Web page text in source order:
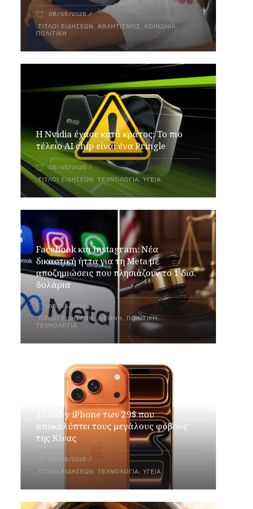
08/08/2026
ΤΊΤΛΟΙ ΕΙΔΉΣΕΩΝ ,ΑΘΛΗΤΙΣΜΌΣ , ΚΟΙΝΩΝΊΑ,
ΠΟΛΙΤΙΚΉ
Η Nvidia έχασε κατά κράτος: Το πιο
τέλειο AI chip είναι ένα Pringle
08/08/2026
ΤΊΤΛΟΙ ΕΙΔΉΣΕΩΝ ,ΤΕΧΝΟΛΟΓΊΑ,ΥΓΕΊΑ
Facebook και Instagram: Νέα
δικαστική ήττα για τη Meta με
αποζημιώσεις που πλησιάζουν το 1 δισ.
δολάρια
08/08/2026
ΤΊΤΛΟΙ ΕΙΔΉΣΕΩΝ ,ΔΙΕΘΝΉ , ΠΟΛΙΤΙΚΉ,
ΤΕΧΝΟΛΟΓΊΑ
Το Baby iPhone των 29$ που
αποκαλύπτει τους μεγάλους φόβους
της Κίνας
08/08/2026
ΤΊΤΛΟΙ ΕΙΔΉΣΕΩΝ ,ΤΕΧΝΟΛΟΓΊΑ,ΥΓΕΊΑ